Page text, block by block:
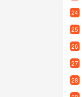
24
25
26
27
28